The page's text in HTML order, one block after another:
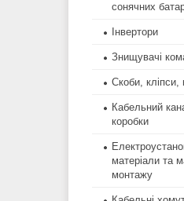
сонячних
Інвертори
Знищувачі
Скоби, кліпси,
Кабельний
коробки
матеріали та
монтажу